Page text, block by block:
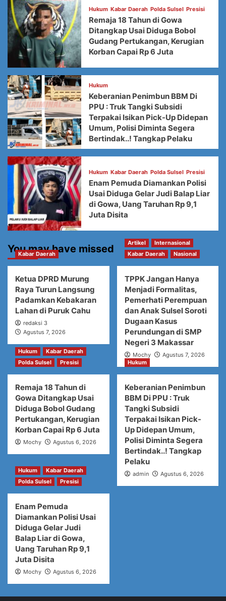
Hukum Kabar Daerah Polda Sulsel Presisi
Remaja 18 Tahun di Gowa
Ditangkap Usai Diduga Bobol
Gudang Pertukangan, Kerugian
Korban Capai Rp 6 Juta
Hukum
Keberanian Penimbun BBM Di
PPU : Truk Tangki Subsidi
Terpakai Isikan Pick-Up Didepan
Umum, Polisi Diminta Segera
Bertindak..! Tangkap Pelaku
Hukum Kabar Daerah Polda Sulsel Presisi
Enam Pemuda Diamankan Polisi
Usai Diduga Gelar Judi Balap Liar
di Gowa, Uang Taruhan Rp 9,1
Juta Disita
You may have missed
Kabar Daerah
Ketua DPRD Murung
Raya Turun Langsung
Padamkan Kebakaran
Lahan di Puruk Cahu
redaksi 3
Agustus 7, 2026
Artikel
Internasional
Kabar Daerah
Nasional
TPPK Jangan Hanya
Menjadi Formalitas,
Pemerhati Perempuan
dan Anak Sulsel Soroti
Dugaan Kasus
Perundungan di SMP
Negeri 3 Makassar
Mochy Agustus 7, 2026
Hukum
Kabar Daerah
Polda Sulsel
Presisi
Remaja 18 Tahun di
Gowa Ditangkap Usai
Diduga Bobol Gudang
Pertukangan, Kerugian
Korban Capai Rp 6 Juta
Mochy Agustus 6, 2026
Hukum
Keberanian Penimbun
BBM Di PPU : Truk
Tangki Subsidi
Terpakai Isikan Pick-
Up Didepan Umum,
Polisi Diminta Segera
Bertindak..! Tangkap
Pelaku
admin Agustus 6, 2026
Hukum
Kabar Daerah
Polda Sulsel
Presisi
Enam Pemuda
Diamankan Polisi Usai
Diduga Gelar Judi
Balap Liar di Gowa,
Uang Taruhan Rp 9,1
Juta Disita
Mochy Agustus 6, 2026